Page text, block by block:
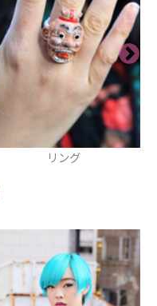
厚底シューズ